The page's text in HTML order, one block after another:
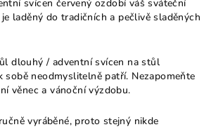
svícen červený ozdobí váš sváteční
laděný do tradičních a pečlivě sladěných
dlouhý / adventní svícen na stůl
sobě neodmyslitelně patří. Nezapomeňte
věnec a vánoční výzdobu.
vyráběné, proto stejný nikde